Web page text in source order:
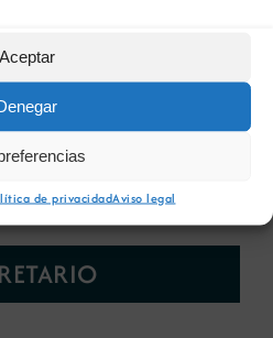
Aceptar
de privacidadAviso legal